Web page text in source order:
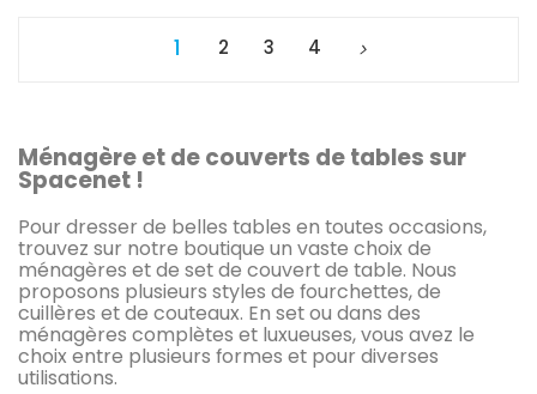
1 2 3 4
Ménagère et de couverts de tables sur
Spacenet !
Pour dresser de belles tables en toutes occasions,
trouvez sur notre boutique un vaste choix de
ménagères et de set de couvert de table. Nous
proposons plusieurs styles de fourchettes, de
cuillères et de couteaux. En set ou dans des
ménagères complètes et luxueuses, vous avez le
choix entre plusieurs formes et pour diverses
utilisations.